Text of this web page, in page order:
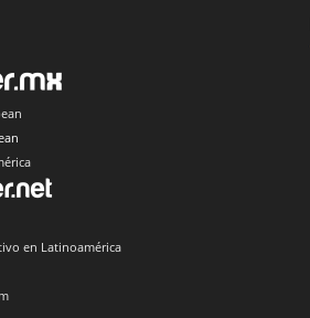
en Latinoamérica